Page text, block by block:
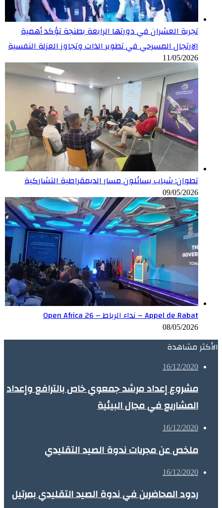
تجربة العشران في دورتها الرابعة بطنجة تؤكد أهمية
الارتجال المسرحي في تطوير الذات وتجاوز العزلة النفسية
11/05/2026
تطوان: شباب يسائلون مسار الديمقراطية التشاركية
09/05/2026
Appel de Rabat – نداء الرباط – Open Africa 26
08/05/2026
الأكثر مشاهدة
16/12/2020
مشروع إعداد مرشد جمعوي خاص بالترافع وإعداد
المشاريع في مجال البيئية
16/12/2020
ملخص عن مجريات ندوة الصيد التقليدي
16/12/2020
ردود المحاضرين في ندوة الصيد التقليدي بمرتيل